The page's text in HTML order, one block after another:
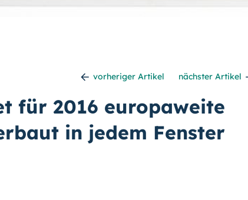
vorheriger Artikel nächster Artikel
für 2016 europaweite
in jedem Fenster